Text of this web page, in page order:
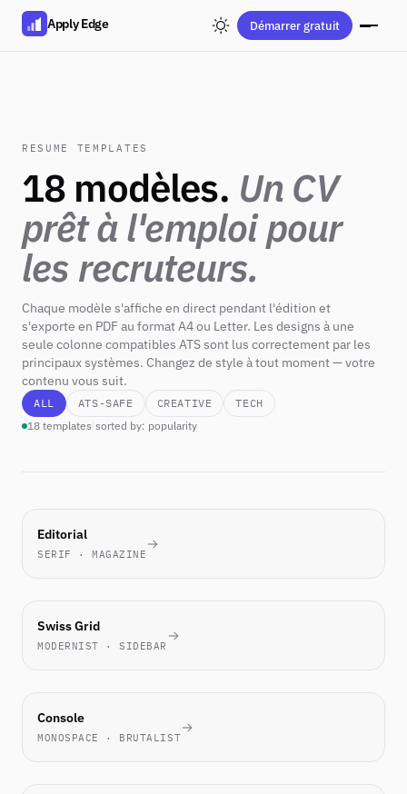
Apply Edge Démarrer gratuit
RESUME TEMPLATES
18 modèles. Un CV
prêt à l'emploi pour
les recruteurs.
Chaque modèle s'affiche en direct pendant l'édition et
s'exporte en PDF au format A4 ou Letter. Les designs à une
seule colonne compatibles ATS sont lus correctement par les
principaux systèmes. Changez de style à tout moment — votre
contenu vous suit.
ALL ATS-SAFE CREATIVE
TECH
18 templates sorted by: popularity
MOST-
PICKED
Editorial
SERIF · MAGAZINE
TECH
FAVORITE
Swiss Grid
MODERNIST · SIDEBAR
ENGINEERS
LOVE IT
Console
MONOSPACE · BRUTALIST